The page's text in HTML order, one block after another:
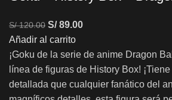
S/120.00 S/89.00
Añadir al carrito
¡Goku de la serie de anime Dragon
línea de figuras de History Box!
detallada que cualquier fanático del